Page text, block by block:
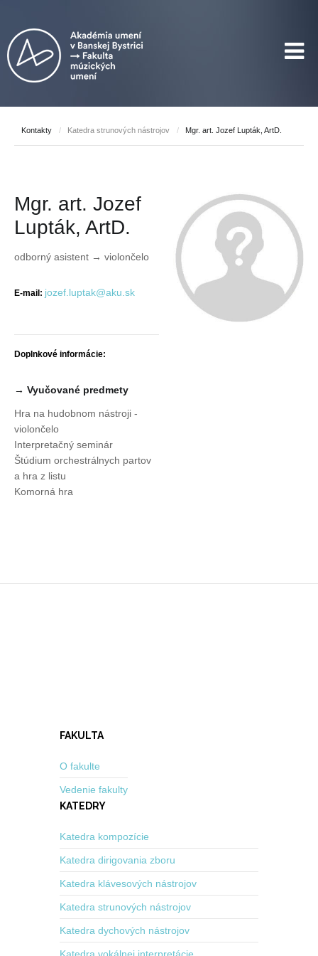
Kontakty / Katedra strunových nástrojov / Mgr. art. Jozef Lupták, ArtD.
Mgr. art. Jozef
Lupták, ArtD.
odborný asistent → violončelo
E-mail: jozef.luptak@aku.sk
Doplnkové informácie:
→ Vyučované predmety
Hra na hudobnom nástroji -
violončelo
Interpretačný seminár
Štúdium orchestrálnych partov
a hra z listu
Komorná hra
FAKULTA
O fakulte
Vedenie fakulty
KATEDRY
Katedra kompozície
Katedra dirigovania zboru
Katedra klávesových nástrojov
Katedra strunových nástrojov
Katedra dychových nástrojov